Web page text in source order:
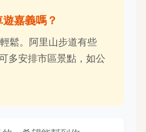
嘉義嗎？
鬆。阿里山步道有些
多安排市區景點，如公